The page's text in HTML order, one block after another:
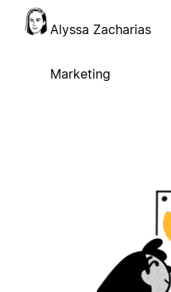
Alyssa Zacharias
Marketing